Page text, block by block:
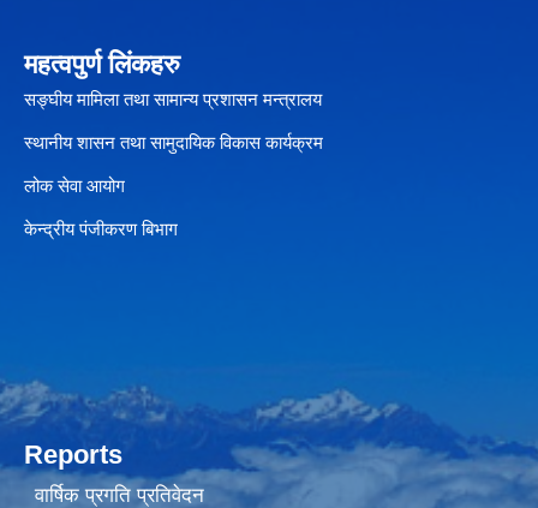
महत्वपुर्ण लिंकहरु
सङ्घीय मामिला तथा सामान्य प्रशासन मन्त्रालय
स्थानीय शासन तथा सामुदायिक विकास कार्यक्रम
लोक सेवा आयोग
केन्द्रीय पंजीकरण बिभाग
Reports
वार्षिक प्रगति प्रतिवेदन